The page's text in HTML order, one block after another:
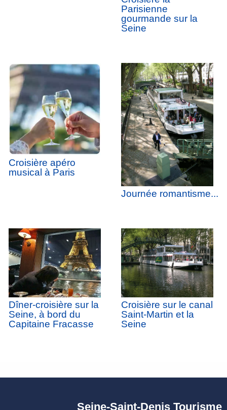
Parisienne
gourmande sur la
Seine
Croisière apéro
musical à Paris
Journée romantisme...
Dîner-croisière sur la
Seine, à bord du
Capitaine Fracasse
Croisière sur le canal
Saint-Martin et la
Seine
Seine-Saint-Denis Tourisme